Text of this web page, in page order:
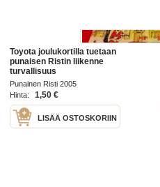
Toyota joulukortilla tuetaan
punaisen Ristin liikenne
turvallisuus
joulukampanjaa.Korttin piirtänyt
Virpi Pekkala
Punainen Risti 2005
Hinta:
1,50 €
LISÄÄ OSTOSKORIIN